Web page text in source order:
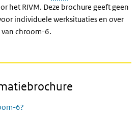
het RIVM. Deze brochure geeft geen
individuele werksituaties en over
chroom-6.
6?